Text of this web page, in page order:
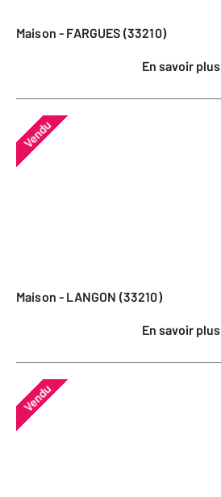
Maison - FARGUES (33210)
En savoir plus
Vendu
Maison - LANGON (33210)
En savoir plus
Vendu